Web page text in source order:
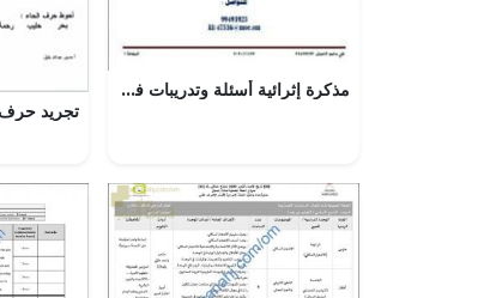
مذكرة إثرائية أسئلة وتدريبات في الوحدة الخامسة (السيرة النبوية) (تربية اسلامية) العاشر